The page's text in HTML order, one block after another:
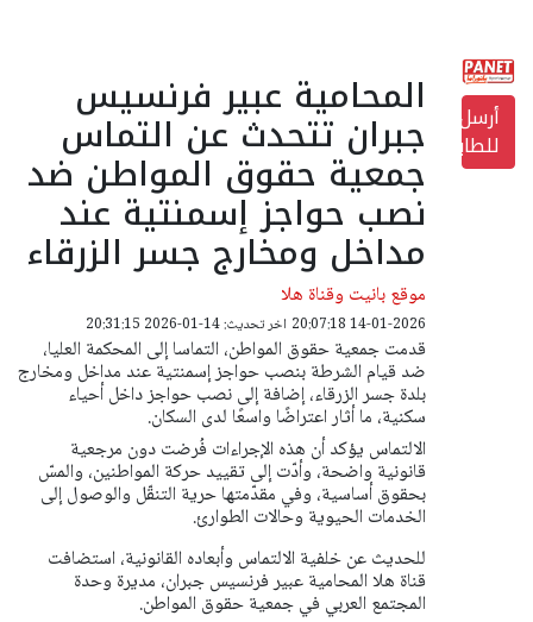
أرسل
للطابعة
المحامية عبير فرنسيس
جبران تتحدث عن التماس
جمعية حقوق المواطن ضد
نصب حواجز إسمنتية عند
مداخل ومخارج جسر الزرقاء
موقع بانيت وقناة هلا
14-01-2026 20:07:18 اخر تحديث: 14-01-2026 20:31:15
قدمت جمعية حقوق المواطن، التماسا إلى المحكمة العليا،
ضد قيام الشرطة بنصب حواجز إسمنتية عند مداخل ومخارج
بلدة جسر الزرقاء، إضافة إلى نصب حواجز داخل أحياء
سكنية، ما أثار اعتراضًا واسعًا لدى السكان.
الالتماس يؤكد أن هذه الإجراءات فُرضت دون مرجعية
قانونية واضحة، وأدّت إلى تقييد حركة المواطنين، والمسّ
بحقوق أساسية، وفي مقدّمتها حرية التنقّل والوصول إلى
الخدمات الحيوية وحالات الطوارئ.
للحديث عن خلفية الالتماس وأبعاده القانونية، استضافت
قناة هلا المحامية عبير فرنسيس جبران، مديرة وحدة
المجتمع العربي في جمعية حقوق المواطن.